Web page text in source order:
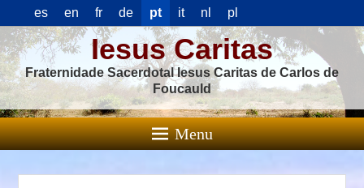
es en fr de pt it nl pl
Iesus Caritas
Fraternidade Sacerdotal Iesus Caritas de Carlos de
Foucauld
Menu